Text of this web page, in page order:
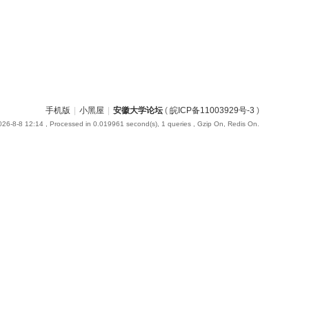
手机版 小黑屋 安徽大学论坛 ( 皖ICP备11003929号-3 )
8-8 12:14 , Processed in 0.019961 second(s), 1 queries , Gzip On, Redis On.